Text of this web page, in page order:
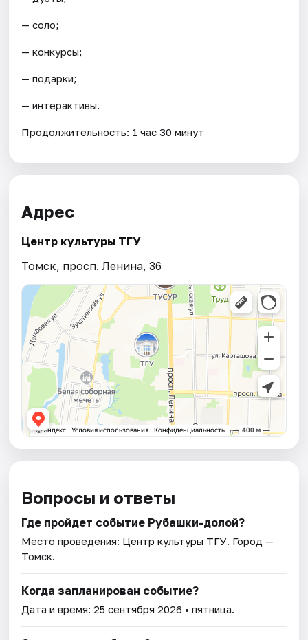
— соло;
— конкурсы;
— подарки;
— интерактивы.
Продолжительность: 1 час 30 минут
Адрес
Центр культуры ТГУ
Томск, просп. Ленина, 36
Вопросы и ответы
Где пройдет событие Рубашки-долой?
Место проведения: Центр культуры ТГУ. Город —
Томск.
Когда запланирован событие?
Дата и время:25 сентября 2026 • пятница.